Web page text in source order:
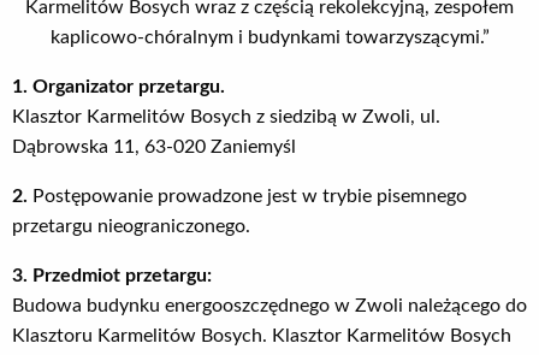
Karmelitów Bosych wraz z częścią rekolekcyjną, zespołem
kaplicowo-chóralnym i budynkami towarzyszącymi.”
1. Organizator przetargu.
Klasztor Karmelitów Bosych z siedzibą w Zwoli, ul.
Dąbrowska 11, 63-020 Zaniemyśl
2. Postępowanie prowadzone jest w trybie pisemnego
przetargu nieograniczonego.
3. Przedmiot przetargu:
Budowa budynku energooszczędnego w Zwoli należącego do
Klasztoru Karmelitów Bosych. Klasztor Karmelitów Bosych